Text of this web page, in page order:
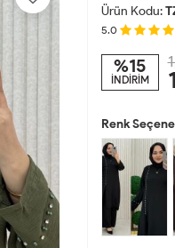
Ürün Kodu:
5.0
%15
İNDİRİM
Renk